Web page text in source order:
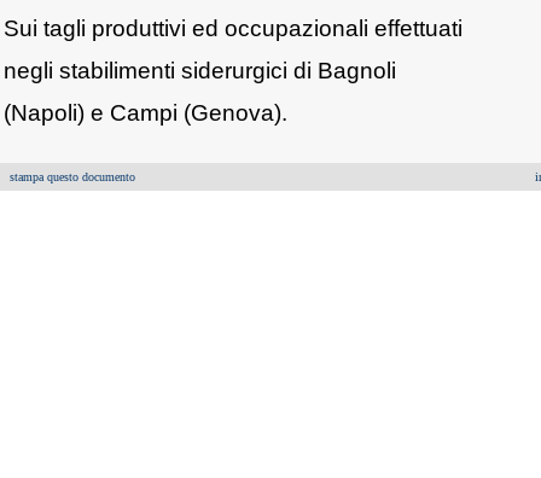
Sui tagli produttivi ed occupazionali effettuati
negli stabilimenti siderurgici di Bagnoli
(Napoli) e Campi (Genova).
stampa questo documento